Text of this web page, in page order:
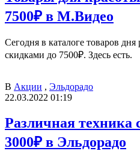
7500₽ в М.Видео
Сегодня в каталоге товаров
скидками до 7500₽. Здесь есть.
В Акции , Эльдорадо
22.03.2022 01:19
Различная техника
3000₽ в Эльдорадо